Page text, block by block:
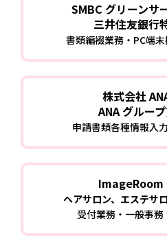
SMBC グリーンサ
三井住友銀行
書類編裰業務・PC端
株式会社
ANA グルー
申請書類各種情報入
ImageRoom
ヘアサロン、エステサ
受付業務・一般事